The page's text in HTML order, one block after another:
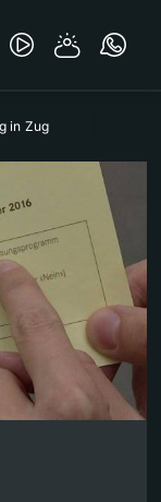
in Zug